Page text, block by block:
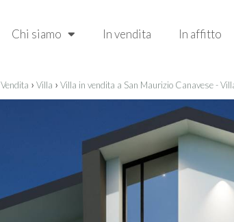
Chi siamo In vendita In affitto
Vendita › Villa › Villa in vendita a San Maurizio Canavese -